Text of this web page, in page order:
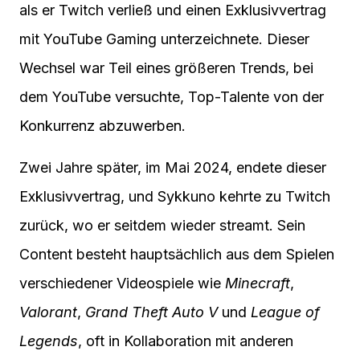
als er Twitch verließ und einen Exklusivvertrag
mit YouTube Gaming unterzeichnete. Dieser
Wechsel war Teil eines größeren Trends, bei
dem YouTube versuchte, Top-Talente von der
Konkurrenz abzuwerben.
Zwei Jahre später, im Mai 2024, endete dieser
Exklusivvertrag, und Sykkuno kehrte zu Twitch
zurück, wo er seitdem wieder streamt. Sein
Content besteht hauptsächlich aus dem Spielen
verschiedener Videospiele wie Minecraft,
Valorant, Grand Theft Auto Vund League of
Legends, oft in Kollaboration mit anderen